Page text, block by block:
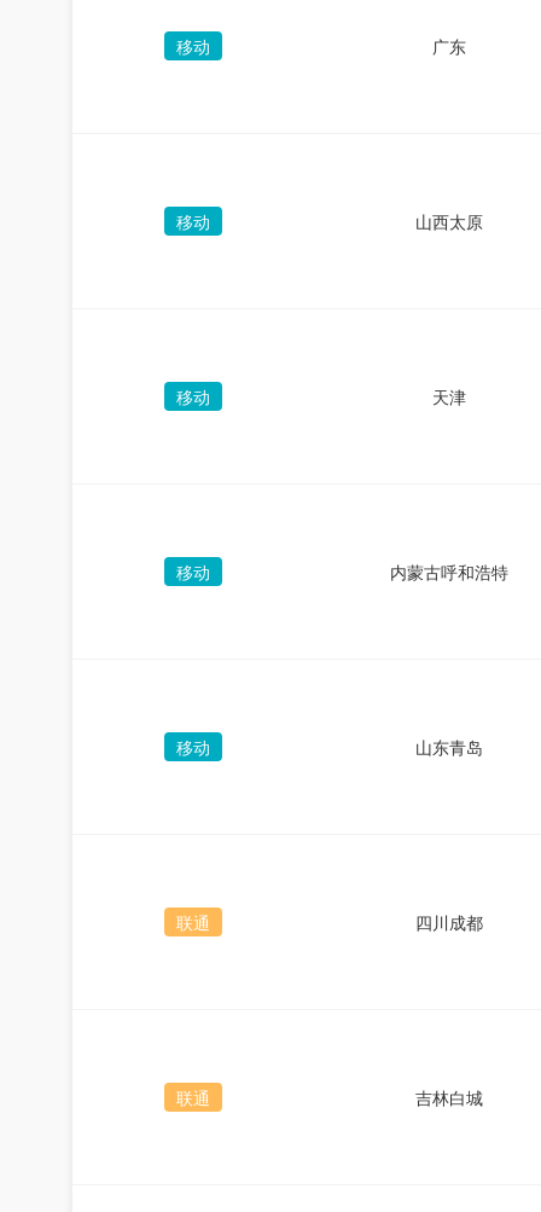
移动 广东
移动 山西太原
移动 天津
移动 内蒙古呼和浩特
移动 山东青岛
联通 四川成都
联通 吉林白城